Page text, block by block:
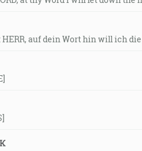
HERR, auf dein Wort hin will ich